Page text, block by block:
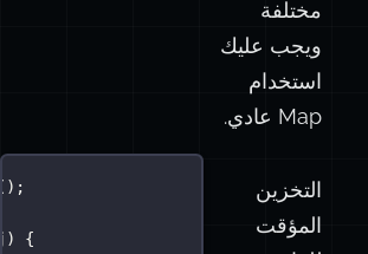
مختلفة
ويجب عليك
استخدام
Map عادي.
التخزين
المؤقت
) {